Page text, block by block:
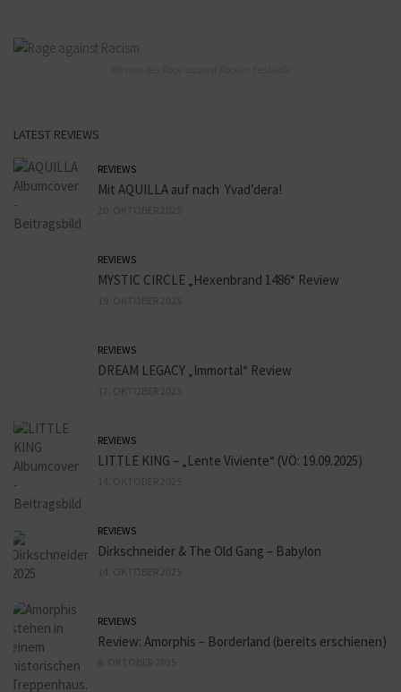
LATEST REVIEWS
REVIEWS
Mit AQUILLA auf nach Yvad’dera!
REVIEWS
MYSTIC CIRCLE „Hexenbrand 1486“ Review
REVIEWS
DREAM LEGACY „Immortal“ Review
REVIEWS
LITTLE KING – „Lente Viviente“ (VÖ: 19.09.2025)
REVIEWS
Dirkschneider & The Old Gang – Babylon
REVIEWS
Review: Amorphis – Borderland (bereits erschienen)